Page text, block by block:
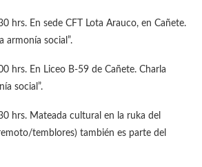
hrs. En sede CFT Lota Arauco, en Cañete.
armonía social”.
hrs. En Liceo B-59 de Cañete. Charla
social”.
hrs. Mateada cultural en la ruka del
temblores) también es parte del